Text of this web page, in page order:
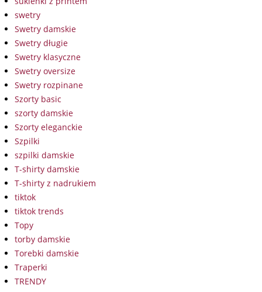
swetry
Swetry damskie
Swetry długie
Swetry klasyczne
Swetry oversize
Swetry rozpinane
Szorty basic
szorty damskie
Szorty eleganckie
Szpilki
szpilki damskie
T-shirty damskie
T-shirty z nadrukiem
tiktok
tiktok trends
Topy
torby damskie
Torebki damskie
Traperki
TRENDY